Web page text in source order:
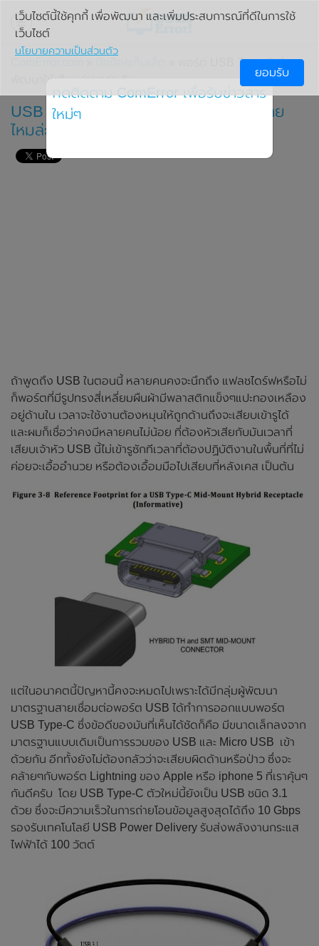
» พอร์ต USB Type-C ที่ถูก
USB Type-C จะสลับด้านไหนก็เสียบได้ ง่าย
ไหมล่ะ
ถ้าพูดถึง USB ในตอนนี้ หลายคนคงจะนึกถึง แฟลชไดร์ฟหรือไม่
ก็พอร์ตที่มีรูปทรงสี่เหลี่ยมผืนผ้ามีพลาสติกแข็งๆแปะทองเหลือง
อยู่ด้านใน เวลาจะใช้งานต้องหมุนให้ถูกด้านถึงจะเสียบเข้ารูได้
และผมก็เชื่อว่าคงมีหลายคนไม่น้อย ที่ต้องหัวเสียกับมันเวลาที่
เสียบเจ้าหัว USB นี้ไม่เข้ารูซักทีเวลาที่ต้องปฏิบัติงานในพื้นที่ที่ไม่
ค่อยจะเอื้ออำนวย หรือต้องเอื้อมมือไปเสียบที่หลังเคส เป็นต้น
แต่ในอนาคตนี้ปัญหานี้คงจะหมดไปเพราะได้มีกลุ่มผู้พัฒนา
มาตรฐานสายเชื่อมต่อพอร์ต USB ได้ทำการออกแบบพอร์ต
USB Type-C ซึ่งข้อดีของมันที่เห็นได้ชัดก็คือ มีขนาดเล็กลงจาก
มาตรฐานแบบเดิมเป็นการรวมของ USB และ Micro USB เข้า
ด้วยกัน อีกทั้งยังไม่ต้องกลัวว่าจะเสียบผิดด้านหรือป่าว ซึ่งจะ
คล้ายๆกับพอร์ต Lightning ของ Apple หรือ iphone 5 ที่เราคุ้นๆ
กันดีครับ โดย USB Type-C ตัวใหม่นี้ยังเป็น USB ชนิด 3.1
ด้วย ซึ่งจะมีความเร็วในการถ่ายโอนข้อมูลสูงสุดได้ถึง 10 Gbps
รองรับเทคโนโลยี USB Power Delivery รับส่งพลังงานกระแส
ไฟฟ้าได้ 100 วัตต์
เว็บไซต์นี้ใช้คุกกี้ เพื่อพัฒนา และเพิ่มประสบการณ์ที่ดีในการใช้
เว็บไซต์
นโยบายความเป็นส่วนตัว
ยอมรับ
กดติดตาม ComError เพื่อรับข่าวสาร
ใหม่ๆ